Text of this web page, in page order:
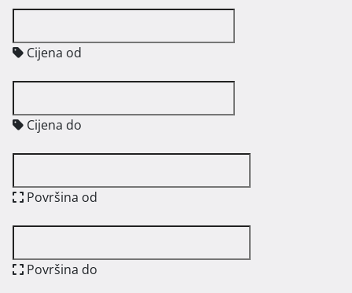
Cijena od
Cijena do
Površina od
Površina do